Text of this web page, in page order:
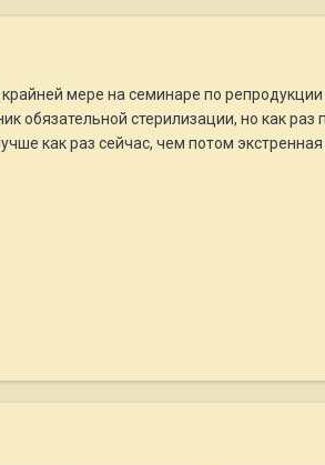
мере на семинаре по
обязательной стерилизации, но как
как раз сейчас, чем потом экстренная